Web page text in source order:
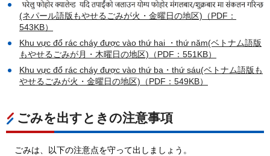
(ネパール語版もやせるごみが火・金曜日の地区)（PDF：
543KB）
Khu vực đổ rác cháy được vào thứ hai ・thứ năm(ベトナム語版
もやせるごみが月・木曜日の地区)（PDF：551KB）
Khu vực đổ rác cháy được vào thứ ba・thứ sáu(ベトナム語版も
やせるごみが火・金曜日の地区)（PDF：549KB）
ごみを出すときの注意事項
ごみは、以下の注意点を守って出しましょう。